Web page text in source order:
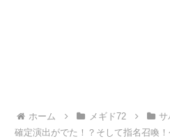
ホーム メギド72 サ
確定演出がでた！？そして指名召喚